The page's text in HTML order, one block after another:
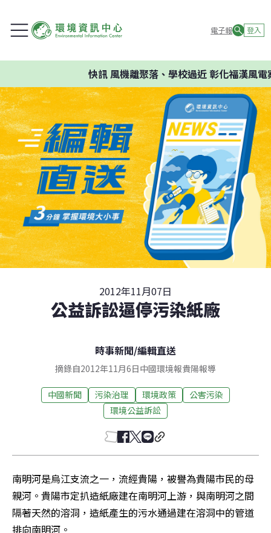
電子報 登入
快訊風機離聚落、學校過近 彰化福漢風電
2012年11月07日
公益訴訟逼停污染紙廠
時事新聞/編輯直送
摘錄自2012年11月6日中國環境報貴陽報導
中國新聞 污染治理 環境政策
公害污染
環境公益訴訟
南明河是烏江支流之一，流經貴陽，被譽為貴陽市民的母
親河。貴陽市定扒造紙廠建在南明河上游，與南明河之間
隔著天然的溶洞，造紙產生的污水通過建在溶洞中的管道
排向南明河。